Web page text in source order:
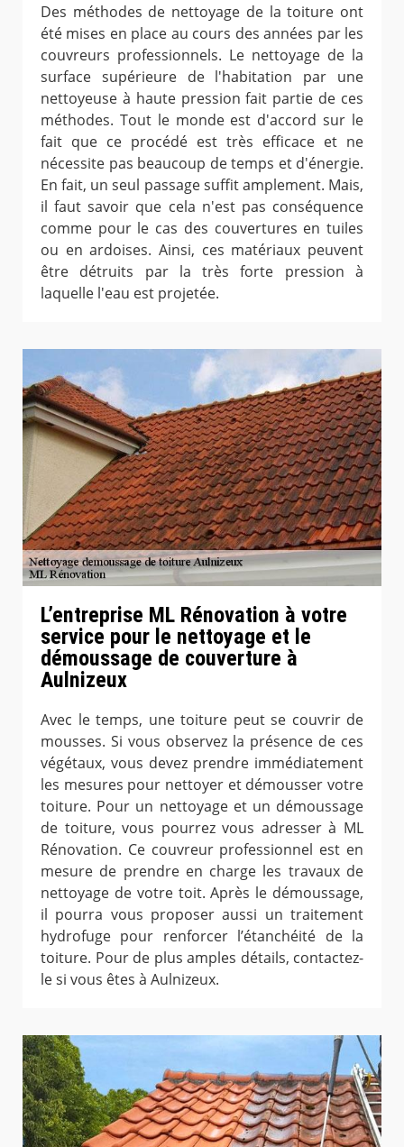
Des méthodes de nettoyage de la toiture ont
été mises en place au cours des années par les
couvreurs professionnels. Le nettoyage de la
surface supérieure de l'habitation par une
nettoyeuse à haute pression fait partie de ces
méthodes. Tout le monde est d'accord sur le
fait que ce procédé est très efficace et ne
nécessite pas beaucoup de temps et d'énergie.
En fait, un seul passage suffit amplement. Mais,
il faut savoir que cela n'est pas conséquence
comme pour le cas des couvertures en tuiles
ou en ardoises. Ainsi, ces matériaux peuvent
être détruits par la très forte pression à
laquelle l'eau est projetée.
L’entreprise ML Rénovation à votre
service pour le nettoyage et le
démoussage de couverture à
Aulnizeux
Avec le temps, une toiture peut se couvrir de
mousses. Si vous observez la présence de ces
végétaux, vous devez prendre immédiatement
les mesures pour nettoyer et démousser votre
toiture. Pour un nettoyage et un démoussage
de toiture, vous pourrez vous adresser à ML
Rénovation. Ce couvreur professionnel est en
mesure de prendre en charge les travaux de
nettoyage de votre toit. Après le démoussage,
il pourra vous proposer aussi un traitement
hydrofuge pour renforcer l’étanchéité de la
toiture. Pour de plus amples détails, contactez-
le si vous êtes à Aulnizeux.